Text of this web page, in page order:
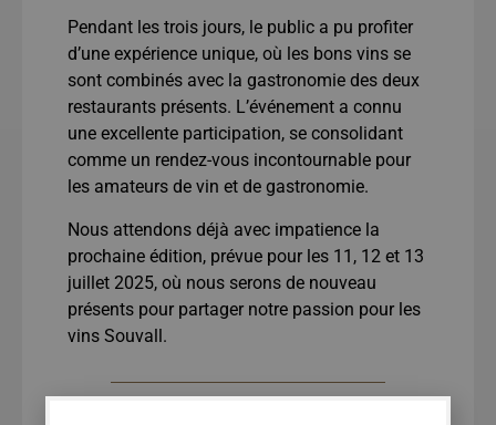
Pendant les trois jours, le public a pu profiter
d’une expérience unique, où les bons vins se
sont combinés avec la gastronomie des deux
restaurants présents. L’événement a connu
une excellente participation, se consolidant
comme un rendez-vous incontournable pour
les amateurs de vin et de gastronomie.
Nous attendons déjà avec impatience la
prochaine édition, prévue pour les 11, 12 et 13
juillet 2025, où nous serons de nouveau
présents pour partager notre passion pour les
vins Souvall.